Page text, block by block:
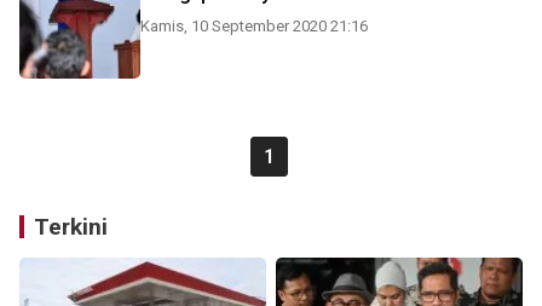
Kamis, 10 September 2020 21:16
1
Terkini